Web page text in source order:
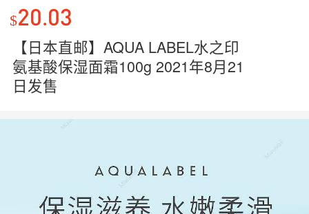
$20.03
【日本直邮】AQUA LABEL水之印
氨基酸保湿面霜100g 2021年8月21
日发售